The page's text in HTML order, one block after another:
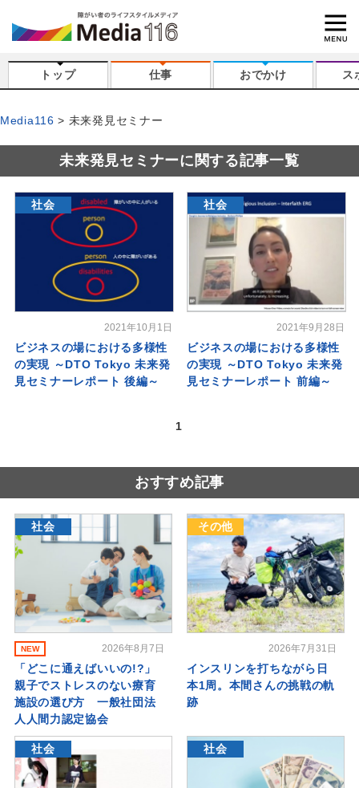
トップ 仕事 おでかけ ス
Media116 未来発見セミナー
未来発見セミナーに関する記事一覧
社会
2021年10月1日
ビジネスの場における多様性
の実現 ～DTO Tokyo 未来発
見セミナーレポート 後編～
社会
2021年9月28日
ビジネスの場における多様性
の実現 ～DTO Tokyo 未来発
見セミナーレポート 前編～
1
おすすめ記事
社会
NEW 2026年8月7日
「どこに通えばいいの!?」
親子でストレスのない療育
施設の選び方 一般社団法
人人間力認定協会
その他
2026年7月31日
インスリンを打ちながら日
本1周。本間さんの挑戦の軌
跡
社会 社会